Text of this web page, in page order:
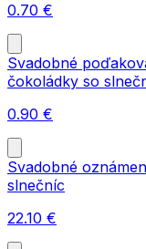
0.70 €
Svadobné
čokoládky so
0.90 €
Svadobné
slnečníc
22.10 €